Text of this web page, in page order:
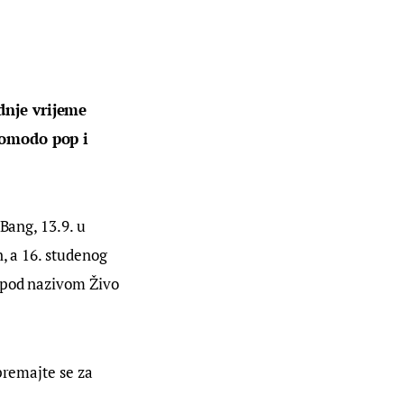
vrijeme
pop i
13.9. u
a 16. studenog
nazivom Živo
se za